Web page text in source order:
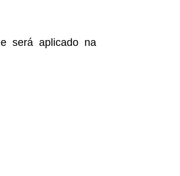
será aplicado na